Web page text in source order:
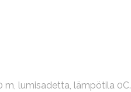
m, lumisadetta, lämpötila 0C.